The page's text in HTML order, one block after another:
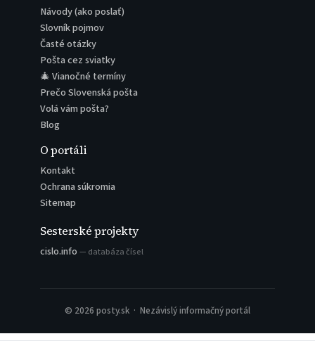
Návody (ako poslať)
Slovník pojmov
Časté otázky
Pošta cez sviatky
🎄 Vianočné termíny
Prečo Slovenská pošta
Volá vám pošta?
Blog
O portáli
Kontakt
Ochrana súkromia
Sitemap
Sesterské projekty
cislo.info — databáza čísel
© 2026 posty.sk · Nezávislý informačný portál